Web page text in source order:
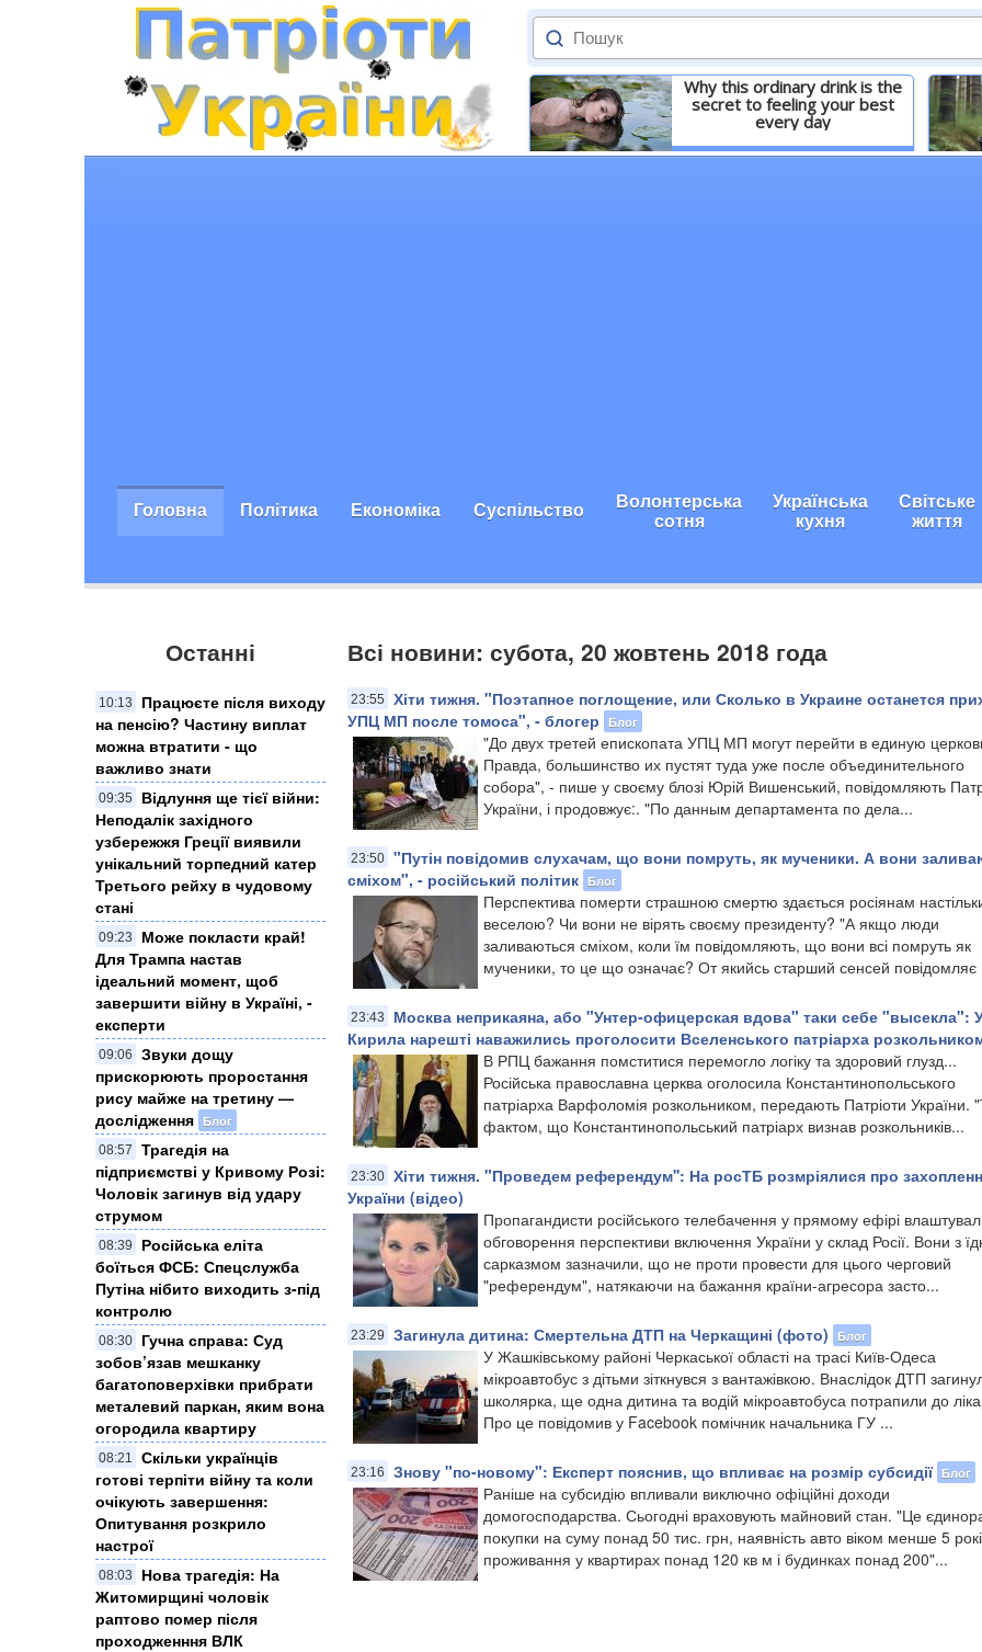
Why this ordinary drink is the
secret to feeling your best
every day
Детальніше
Головна Політика Економіка Суспільство Волонтерська
сотня
Українська
кухня
Світське
життя
Останні
10:13
Працюєте після виходу
на пенсію? Частину виплат
можна втратити - що
важливо знати
09:35
Відлуння ще тієї війни:
Неподалік західного
узбережжя Греції виявили
унікальний торпедний катер
Третього рейху в чудовому
стані
09:23
Може покласти край!
Для Трампа настав
ідеальний момент, щоб
завершити війну в Україні, -
експерти
09:06
Звуки дощу
прискорюють проростання
рису майже на третину —
дослідження Блог
08:57
Трагедія на
підприємстві у Кривому Розі:
Чоловік загинув від удару
струмом
08:39
Російська еліта
боїться ФСБ: Спецслужба
Путіна нібито виходить з-під
контролю
08:30
Гучна справа: Суд
зобов’язав мешканку
багатоповерхівки прибрати
металевий паркан, яким вона
огородила квартиру
08:21
Скільки українців
готові терпіти війну та коли
очікують завершення:
Опитування розкрило
настрої
08:03
Нова трагедія: На
Житомирщині чоловік
раптово помер після
проходженння ВЛК
Всі новини: субота, 20 жовтень 2018 года
23:55
Хіти тижня. "Поэтапное поглощение, или Сколько в Украине останется
УПЦ МП после томоса", - блогер
Блог
"До двух третей епископата УПЦ МП могут перейти в единую
Правда, большинство их пустят туда уже после объединительного
собора", - пише у своєму блозі Юрій Вишенський, повідомляють
України, і продовжує:. "По данным департамента по дела...
23:50 "Путін повідомив слухачам, що вони помруть, як мученики. А вони
сміхом", - російський політик Блог
Перспектива померти страшною смертю здається росіянам
веселою? Чи вони не вірять своєму президенту? "А якщо люди
заливаються сміхом, коли їм повідомляють, що вони всі помруть як
мученики, то це що означає? От якийсь старший сенсей повідомляє
23:43
Москва неприкаяна, або "Унтер-офицерская вдова" таки себе "высекла":
Кирила нарешті наважились проголосити Вселенського патріарха
В РПЦ бажання помститися перемогло логіку та здоровий глузд...
Російська православна церква оголосила Константинопольського
патріарха Варфоломія розкольником, передають Патріоти України.
фактом, що Константинопольський патріарх визнав розкольників...
23:30 Хіти тижня. "Проведем референдум'': На росТБ розмріялися про
України (відео)
Пропагандисти російського телебачення у прямому ефірі
обговорення перспективи включення України у склад Росії. Вони з
сарказмом зазначили, що не проти провести для цього черговий
"референдум", натякаючи на бажання країни-агресора засто...
23:29 Загинула дитина: Смертельна ДТП на Черкащині (фото) Блог
У Жашківському районі Черкаської області на трасі Київ-Одеса
мікроавтобус з дітьми зіткнувся з вантажівкою. Внаслідок ДТП
школярка, ще одна дитина та водій мікроавтобуса потрапили до
Про це повідомив у Facebook помічник начальника ГУ ...
23:16 Знову "по-новому": Експерт пояснив, що впливає на розмір субсидії Блог
Раніше на субсидію впливали виключно офіційні доходи
домогосподарства. Сьогодні враховують майновий стан. "Це
покупки на суму понад 50 тис. грн, наявність авто віком менше 5
проживання у квартирах понад 120 кв м і будинках понад 200"...